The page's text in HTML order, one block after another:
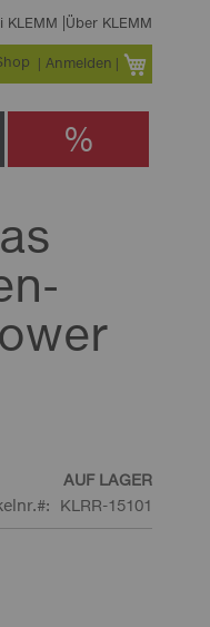
KLEMM Über KLEMM
Anmelden
%
AUF LAGER
KLRR-15101